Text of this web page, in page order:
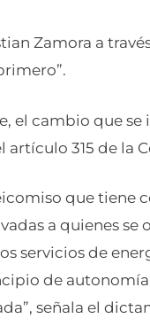
Zamora a
el cambio que
artículo 315 de la
que tiene
a quienes
servicios de
de
señala el